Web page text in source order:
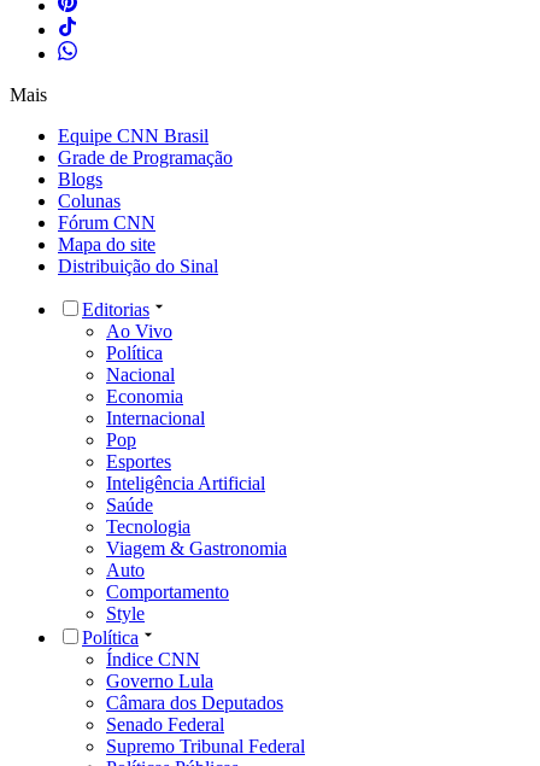
Mais
Equipe CNN Brasil
Grade de Programação
Blogs
Colunas
Fórum CNN
Mapa do site
Distribuição do Sinal
Editorias
Ao Vivo
Política
Nacional
Economia
Internacional
Pop
Esportes
Inteligência Artificial
Saúde
Tecnologia
Viagem & Gastronomia
Auto
Comportamento
Style
Política
Índice CNN
Governo Lula
Câmara dos Deputados
Senado Federal
Supremo Tribunal Federal